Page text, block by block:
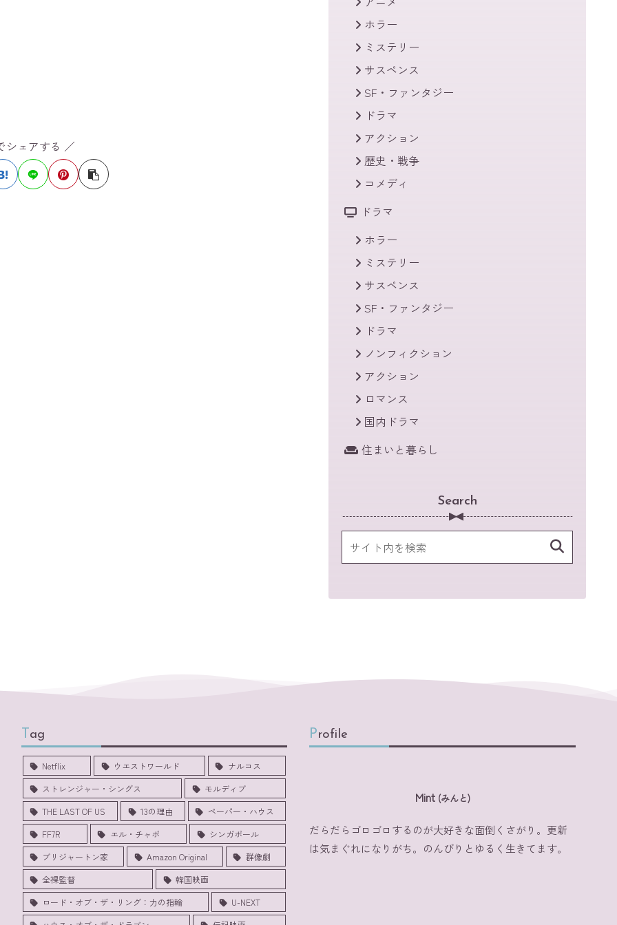
シェアする ／
ホラー
ミステリー
サスペンス
SF・ファンタジー
ドラマ
アクション
歴史・戦争
コメディ
ドラマ
ホラー
ミステリー
サスペンス
SF・ファンタジー
ドラマ
ノンフィクション
アクション
ロマンス
国内ドラマ
住まいと暮らし
Search
Tag
Netflix ウエストワールド
ナルコス
ストレンジャー・シングス
モルディブ
THE LAST OF US
13の理由
ペーパー・ハウス
FF7R
エル・チャポ
シンガポール
ブリジャートン家
Amazon Original
群像劇
全裸監督
韓国映画
ロード・オブ・ザ・リング：力の指輪
U-NEXT
Profile
Mint (みんと)
だらだらゴロゴロするのが大好きな面倒くさがり。更新
は気まぐれになりがち。のんびりとゆるく生きてます。